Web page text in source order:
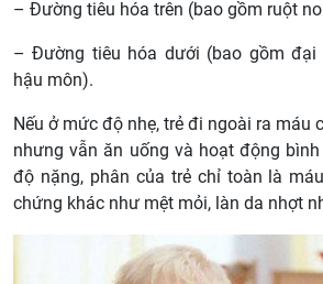
– Đường tiêu hóa trên (bao gồm ruột
– Đường tiêu hóa dưới (bao gồm đại
hậu môn).
Nếu ở mức độ nhẹ, trẻ đi ngoài ra máu
nhưng vẫn ăn uống và hoạt động
độ nặng, phân của trẻ chỉ toàn là
chứng khác như mệt mỏi, làn da nhợt